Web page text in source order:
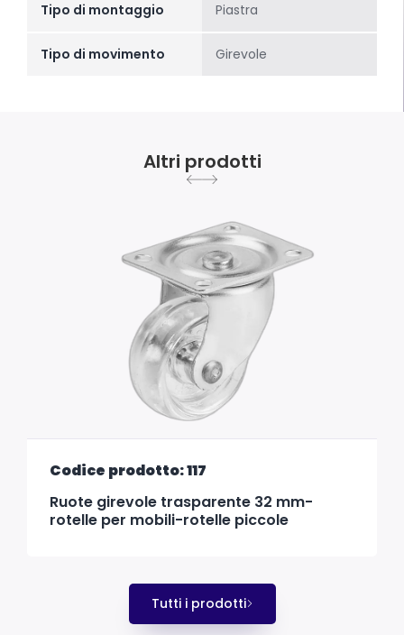
Tipo di montaggio Piastra
Tipo di movimento Girevole
Altri prodotti
Codice prodotto: 117
Ruote girevole trasparente 32 mm-
rotelle per mobili-rotelle piccole
Tutti i prodotti